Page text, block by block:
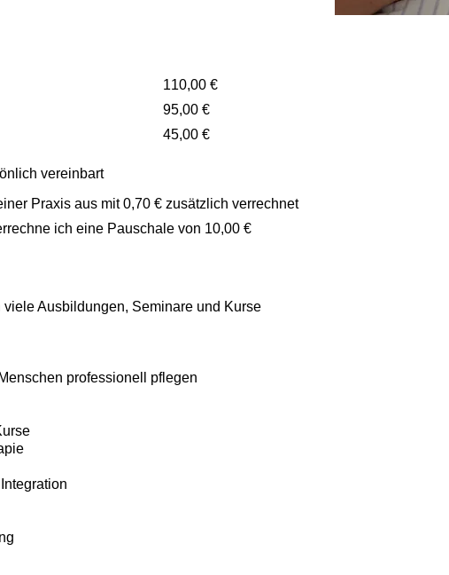
vereinbart​​
110,00 €
95,00 €
45,00 €
Praxis aus mit 0,70 € zusätzlich verrechnet
ich eine Pauschale von 10,00 €
Ausbildungen, Seminare und Kurse
professionell pflegen